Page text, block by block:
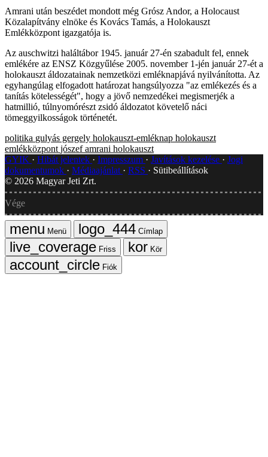
Amrani után beszédet mondott még Grósz Andor, a Holocaust
Közalapítvány elnöke és Kovács Tamás, a Holokauszt
Emlékközpont igazgatója is.
Az auschwitzi haláltábor 1945. január 27-én szabadult fel, ennek
emlékére az ENSZ Közgyűlése 2005. november 1-jén január 27-ét a
holokauszt áldozatainak nemzetközi emléknapjává nyilvánította. Az
egyhangúlag elfogadott határozat hangsúlyozza "az emlékezés és a
tanítás kötelességét", hogy a jövő nemzedékei megismerjék a
hatmillió, túlnyomórészt zsidó áldozatot követelő náci
tömeggyilkosságok történetét.
politika gulyás gergely holokauszt-emléknap holokauszt
emlékközpont jószef amrani holokauszt
GYIK
Hibát jelentek Impresszum Javítások kezelése
Jogi
dokumentumok
Médiaajánlat RSS
Sütibeállítások
© 2026 Magyar Jeti Zrt.
Vége
Menü
Címlap
Friss
Kör
Fiók